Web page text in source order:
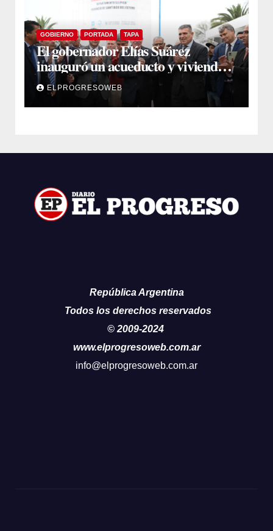
GOBIERNO PORTADA TAPA
El gobernador Elías Suárez
inauguró un acueducto y viviendas
sociales en El Simbol y Nueva
Francia
ELPROGRESOWEB
República Argentina
Todos los derechos reservados
© 2009-2024
www.elprogresoweb.com.ar
info@elprogresoweb.com.ar